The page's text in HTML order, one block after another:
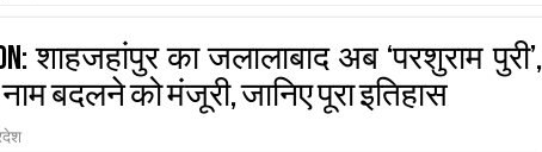
शाहजहांपुर का जलालाबाद अब ‘परशुराम पुरी’,
बदलने को मंजूरी, जानिए पूरा इतिहास